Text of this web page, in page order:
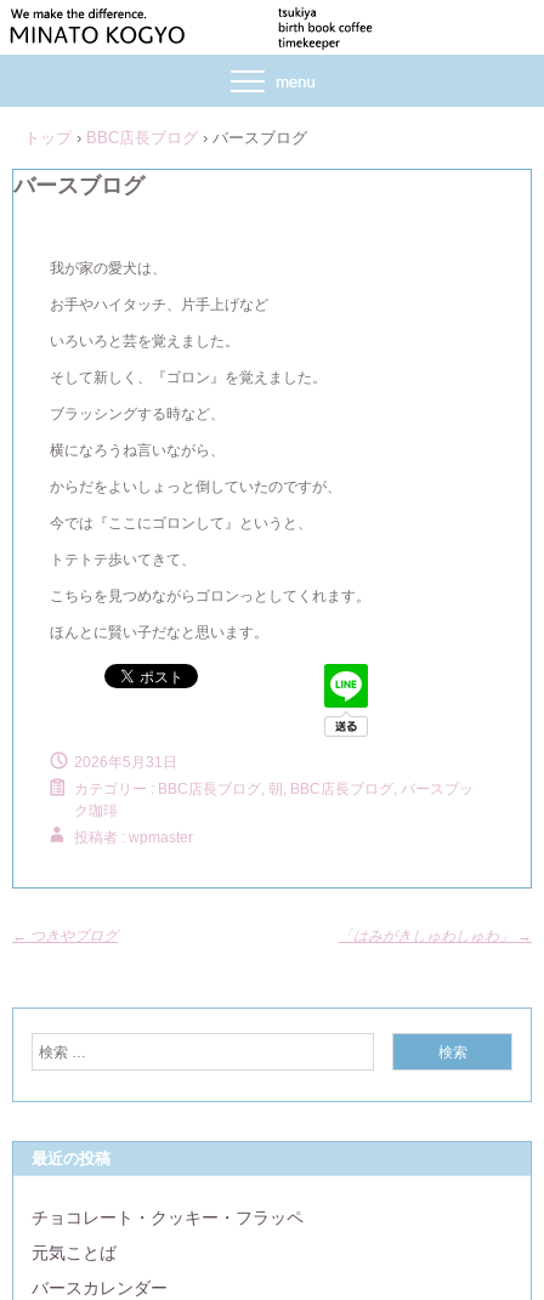
トップ › BBC店長ブログ › バースブログ
バースブログ
我が家の愛犬は、
お手やハイタッチ、片手上げなど
いろいろと芸を覚えました。
そして新しく、『ゴロン』を覚えました。
ブラッシングする時など、
横になろうね言いながら、
からだをよいしょっと倒していたのですが、
今では『ここにゴロンして』というと、
トテトテ歩いてきて、
こちらを見つめながらゴロンっとしてくれます。
ほんとに賢い子だなと思います。
2026年5月31日
カテゴリー : BBC店長ブログ, 朝, BBC店長ブログ, バースブッ
ク珈琲
投稿者 : wpmaster
← つきやブログ 「はみがきしゅわしゅわ」 →
最近の投稿
チョコレート・クッキー・フラッペ
元気ことば
バースカレンダー